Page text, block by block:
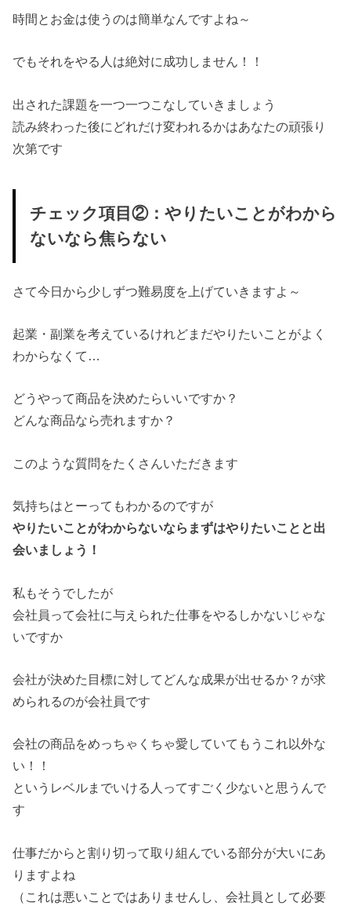
時間とお金は使うのは簡単なんですよね～
でもそれをやる人は絶対に成功しません！！
出された課題を一つ一つこなしていきましょう
読み終わった後にどれだけ変われるかはあなたの頑張り
次第です
チェック項目②：やりたいことがわから
ないなら焦らない
さて今日から少しずつ難易度を上げていきますよ～
起業・副業を考えているけれどまだやりたいことがよく
わからなくて…
どうやって商品を決めたらいいですか？
どんな商品なら売れますか？
このような質問をたくさんいただきます
気持ちはとーってもわかるのですが
やりたいことがわからないならまずはやりたいことと出
会いましょう！
私もそうでしたが
会社員って会社に与えられた仕事をやるしかないじゃな
いですか
会社が決めた目標に対してどんな成果が出せるか？が求
められるのが会社員です
会社の商品をめっちゃくちゃ愛していてもうこれ以外な
い！！
というレベルまでいける人ってすごく少ないと思うんで
す
仕事だからと割り切って取り組んでいる部分が大いにあ
りますよね
（これは悪いことではありませんし、会社員として必要